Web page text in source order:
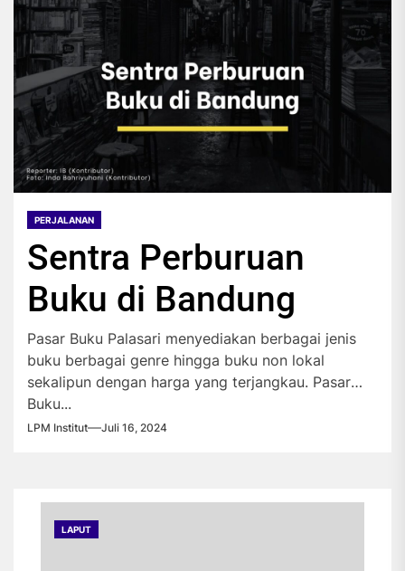
PERJALANAN
Sentra Perburuan
Buku di Bandung
Pasar Buku Palasari menyediakan berbagai jenis
buku berbagai genre hingga buku non lokal
sekalipun dengan harga yang terjangkau. Pasar
Buku...
LPM Institut Juli 16, 2024
LAPUT